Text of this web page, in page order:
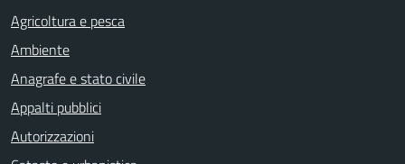
Agricoltura e pesca
Ambiente
Anagrafe e stato civile
Appalti pubblici
Autorizzazioni